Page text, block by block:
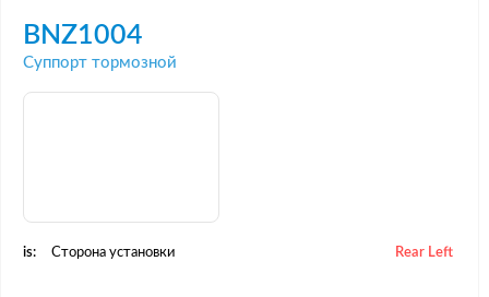
BNZ1004
Суппорт тормозной
is: Сторона установки Rear Left